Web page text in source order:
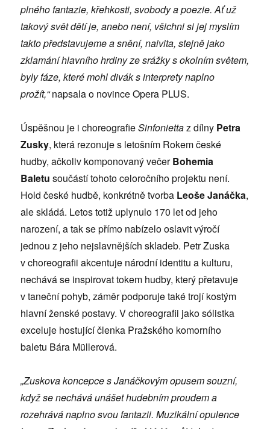
plného fantazie, křehkosti, svobody a poezie. Ať už
takový svět dětí je, anebo není, všichni si jej myslím
takto představujeme a snění, naivita, stejně jako
zklamání hlavního hrdiny ze srážky s okolním světem,
byly fáze, které mohl divák s interprety naplno
prožít,“napsala o novince Opera PLUS.
Úspěšnou je i choreografieSinfoniettaz dílny Petra
Zusky, která rezonuje s letošním Rokem české
hudby, ačkoliv komponovaný večerBohemia
Baletu součástí tohoto celoročního projektu není.
Hold české hudbě, konkrétně tvorba Leoše Janáčka,
ale skládá. Letos totiž uplynulo 170 let od jeho
narození, a tak se přímo nabízelo oslavit výročí
jednou z jeho nejslavnějších skladeb. Petr Zuska
v choreografii akcentuje národní identitu a kulturu,
nechává se inspirovat tokem hudby, který přetavuje
v taneční pohyb, záměr podporuje také trojí kostým
hlavní ženské postavy. V choreografii jako sólistka
exceluje hostující členka Pražského komorního
baletu Bára Müllerová.
„Zuskova koncepce s Janáčkovým opusem souzní,
když se nechává unášet hudebním proudem a
rozehrává naplno svou fantazii. Muzikální opulence